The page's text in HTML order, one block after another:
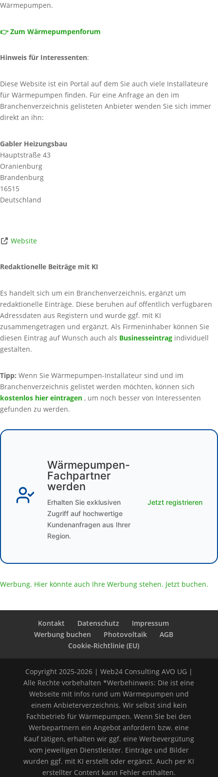
Wärmepumpen.
👉 Zum Wärmepumpenforum
Hinweis für Interessenten:
Diese Website ist ein Portal auf dem Sie auch viele Installateure
für Wärmepumpen finden. Für eine Anfrage an den im
Branchenverzeichnis gelisteten Anbieter wenden Sie sich immer
direkt an ihn:
Gabler Heizungsbau
Hauptstraße 43
Oranienburg
Brandenburg
16515
Deutschland
Website
Redaktionelle Beiträge mit KI
Es handelt sich um ein Branchenverzeichnis, ergänzt um
redaktionelle Einträge. Diese beruhen auf öffentlich verfügbaren
Adressdaten aus Registern und wurde ggf. mit KI
zusammengetragen und ergänzt. Als Firmeninhaber können Sie
diesen Eintrag auf Wunsch auch als Businesseintrag individuell
gestalten.
Tipp: Wenn Sie Wärmepumpen-Installateur sind und im
Branchenverzeichnis gelistet werden möchten, können sich
kostenlos hier eintragen , um noch besser von Interessenten
gefunden zu werden.
Wärmepumpen-
Fachpartner
werden
Erhalten Sie exklusiven
Zugriff auf hochwertige
Kundenanfragen aus Ihrer
Region.
Jetzt registrieren
Werbung. Hier könnte auch Ihre Werbung stehen. Jetzt buchen.
Kontakt Datenschutz
Impressum
Werbung buchen
Photovoltaik
AGB
Cookie-Richtlinie (EU)
Copyright 2025-2026 | Web24 Consulting AVO UG |
Alle Rechte vorbehalten *Werbehinweis: Die ist eine
Webseite mit Infos rund um Wärmepumpen und
einem Anbieterverzeichnis. Wir selbst sind kein
Fachbetrieb für Wärmepumpen. Wenn Sie bei den
Werbepartnern ein Angebot anfordern bzw. eine
Kauf tätigen, erhalten wir ggf. eine Werbevergütung
vom jeweiligen Dienstleister. Einträge und Bilder
wurden ggf. mit KI erstellt oder ergänzt. Auch per KI
erstellter Content kann Fehler enthalten.